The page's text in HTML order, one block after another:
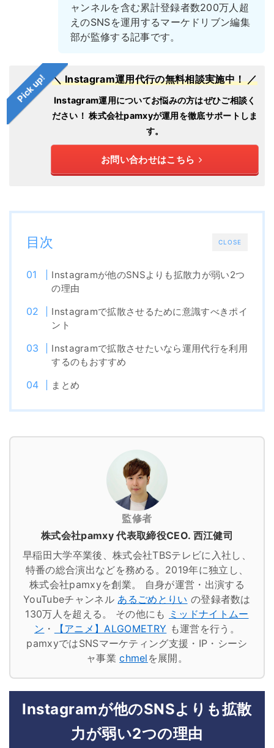
ャンネルを含む累計登録者数200万人超
えのSNSを運用するマーケドリブン編集
部が監修する記事です。
Pick up! ＼ Instagram運用代行の無料相談実施中！ ／
Instagram運用についてお悩みの方はぜひご相談く
ださい！ 株式会社pamxyが運用を徹底サポートしま
す。
お問い合わせはこちら
CLOSE
目次
Instagramが他のSNSよりも拡散力が弱い2つ
の理由
Instagramで拡散させるために意識すべきポイ
ント
Instagramで拡散させたいなら運用代行を利用
するのもおすすめ
まとめ
監修者
株式会社pamxy 代表取締役CEO. 西江健司
早稲田大学卒業後、株式会社TBSテレビに入社し、
特番の総合演出などを務める。2019年に独立し、
株式会社pamxyを創業。
自身が運営・出演する
YouTubeチャンネル あるごめとりい の登録者数は
130万人を超える。
その他にも ミッドナイトムー
ン ・ 【アニメ】ALGOMETRY も運営を行う。
pamxyではSNSマーケティング支援・IP・シーシ
ャ事業chmel を展開。
Instagramが他のSNSよりも拡散
力が弱い2つの理由